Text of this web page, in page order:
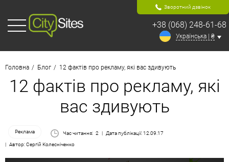
Зворотний дзвінок
+38 (068) 248-61-68
Українська | ₴
Головна Блог 12 фактів про рекламу, які вас здивують
12 фактів про рекламу, які
вас здивують
Реклама Час читання: 2
Дата публікації: 12.09.17
Автор: Сергій Колесніченко